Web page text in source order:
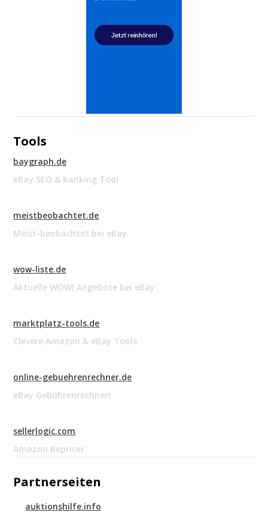
Tools
baygraph.de
eBay SEO & Ranking Tool
meistbeobachtet.de
Meist-beobachtet bei eBay.
wow-liste.de
Aktuelle WOW! Angebote bei eBay.
marktplatz-tools.de
Clevere Amazon & eBay Tools
online-gebuehrenrechner.de
eBay Gebührenrechner!
sellerlogic.com
Amazon Repricer
Partnerseiten
auktionshilfe.info